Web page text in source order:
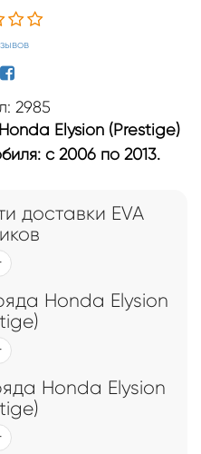
2985
Elysion (Prestige)
с 2006 по 2013.
доставки EVA
Honda Elysion
Honda Elysion